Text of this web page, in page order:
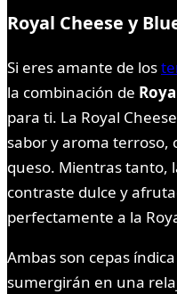
Royal Cheese y
Si eres amante de los
la combinación de
para ti. La Royal
sabor y aroma terroso,
queso. Mientras tanto,
contraste dulce y
perfectamente a la
Ambas son cepas
sumergirán en una